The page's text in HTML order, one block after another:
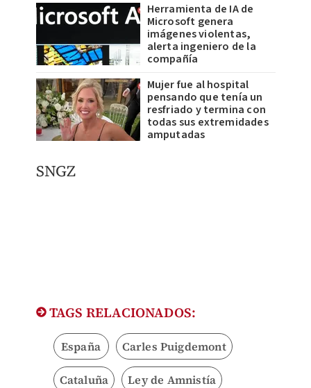
Herramienta de IA de
Microsoft genera
imágenes violentas,
alerta ingeniero de la
compañía
Mujer fue al hospital
pensando que tenía un
resfriado y termina con
todas sus extremidades
amputadas
SNGZ
TAGS RELACIONADOS:
España Carles Puigdemont
Cataluña Ley de Amnistía